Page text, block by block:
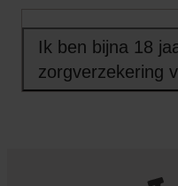
Ik ben bijna 18
zorgverzekering